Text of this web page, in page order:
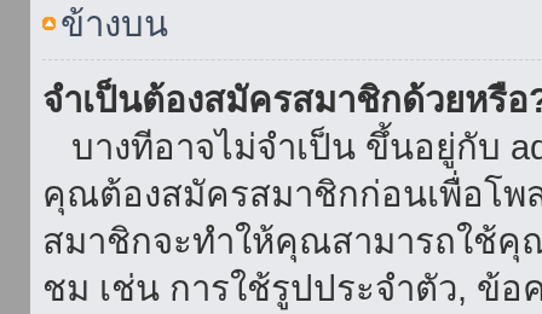
ข้างบน
จำเป็นต้องสมัครสมาชิกด้วยหรือ
บางทีอาจไม่จำเป็น ขึ้นอยู่กับ
คุณต้องสมัครสมาชิกก่อนเพื่อโพ
สมาชิกจะทำให้คุณสามารถใช้คุ
ชม เช่น การใช้รูปประจำตัว, ข้อ